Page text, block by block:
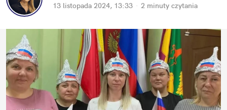
13 listopada 2024, 13:33 · 2 minuty czytania